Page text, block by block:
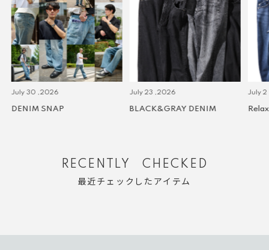
July 30 ,2026
DENIM SNAP
July 23 ,2026
BLACK&GRAY DENIM
July 2
Relax
RECENTLY CHECKED
最近チェックしたアイテム